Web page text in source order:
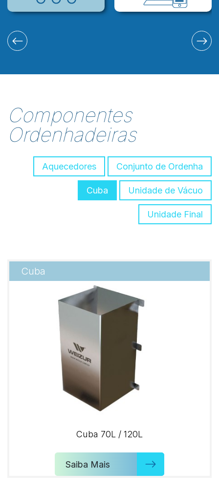
Componentes
Ordenhadeiras
Aquecedores Conjunto de Ordenha
Cuba Unidade de Vácuo
Unidade Final
Cuba
Cuba 70L / 120L
Saiba Mais